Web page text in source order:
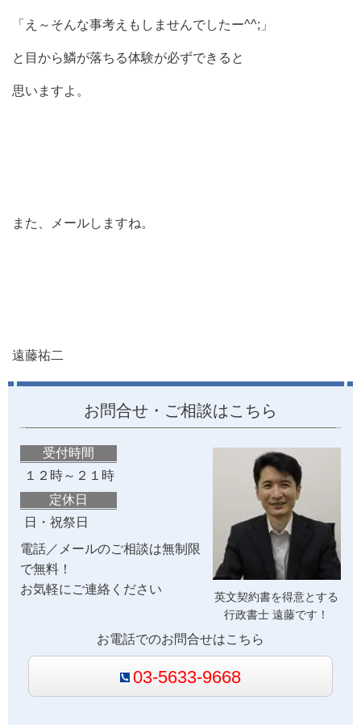
「え～そんな事考えもしませんでしたー^^;」
と目から鱗が落ちる体験が必ずできると
思いますよ。
また、メールしますね。
遠藤祐二
お問合せ・ご相談はこちら
英文契約書を得意とする
行政書士 遠藤です！
受付時間
１２時～２１時
定休日
日・祝祭日
電話／メールのご相談は無制限
で無料！
お気軽にご連絡ください
お電話でのお問合せはこちら
03-5633-9668